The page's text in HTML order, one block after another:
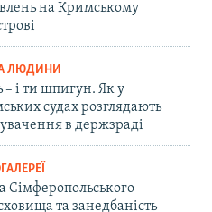
на Кримському
ЛЮДИНИ
і ти шпигун. Як у
судах розглядають
в держзраді
Сімферопольського
та занедбаність